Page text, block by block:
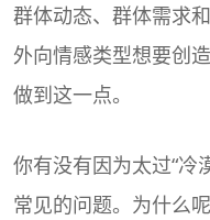
群体动态、群体需求
外向情感类型想要创
做到这一点。
你有没有因为太过“冷
常见的问题。为什么